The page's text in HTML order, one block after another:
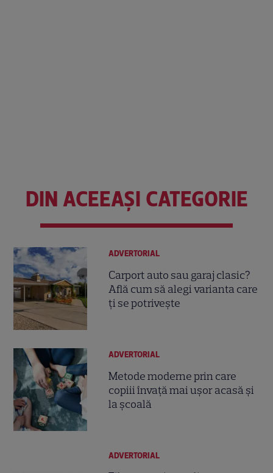
DIN ACEEAȘI CATEGORIE
ADVERTORIAL
Carport auto sau garaj clasic?
Află cum să alegi varianta care
ți se potrivește
ADVERTORIAL
Metode moderne prin care
copiii învață mai ușor acasă și
la școală
ADVERTORIAL